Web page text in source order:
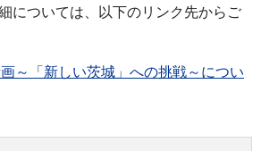
については、以下のリンク先からご
～「新しい茨城」への挑戦～につい